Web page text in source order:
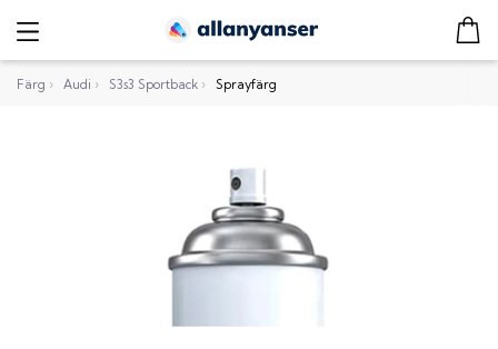
Färg › Audi › S3s3 Sportback › Sprayfärg